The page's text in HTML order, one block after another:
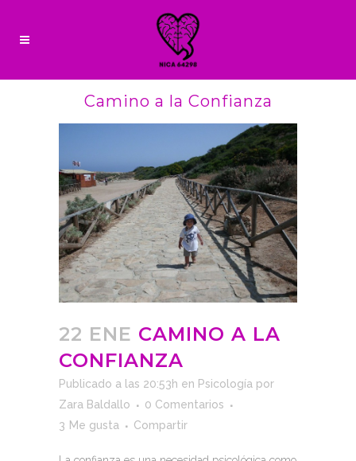
Camino a la Confianza
22 ENE CAMINO A LA
CONFIANZA
Publicado a las 20:53h en Psicología por
Zara Baldallo
0 Comentarios
3 Me gusta Compartir